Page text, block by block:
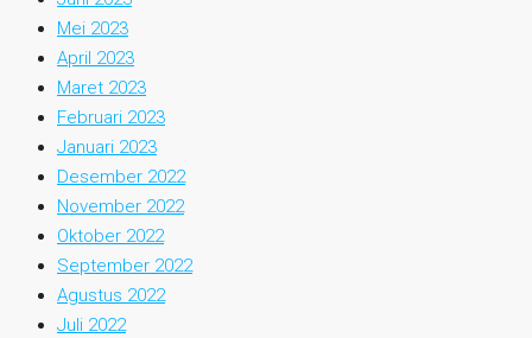
Mei 2023
April 2023
Maret 2023
Februari 2023
Januari 2023
Desember 2022
November 2022
Oktober 2022
September 2022
Agustus 2022
Juli 2022